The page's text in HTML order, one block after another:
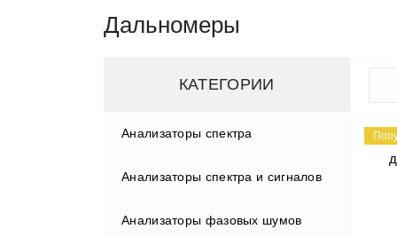
Дальномеры
КАТЕГОРИИ
Анализаторы спектра
GW Instek
Rigol
Анализаторы спектра и сигналов
Опции и аксессуары для
Анализаторы фазовых шумов